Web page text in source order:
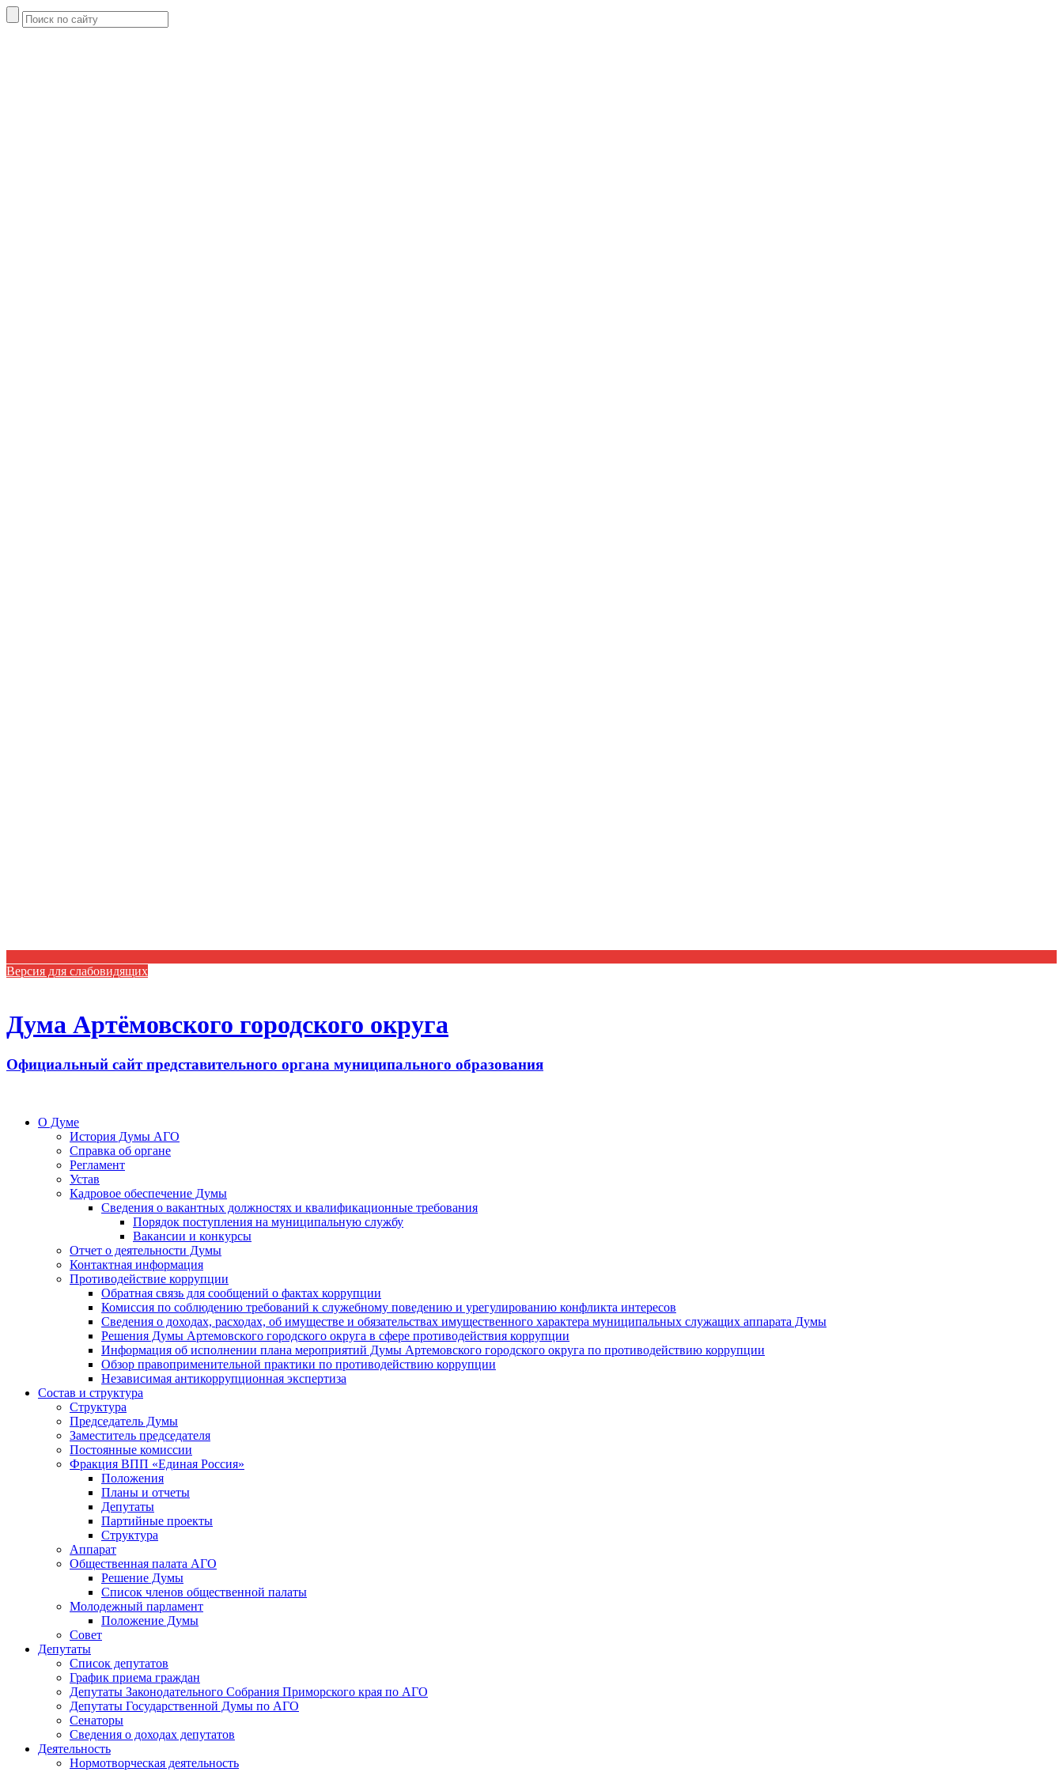
Версия для слабовидящих
Дума Артёмовского городского округа
Официальный сайт представительного органа муниципального образования
О Думе
История Думы АГО
Справка об органе
Регламент
Устав
Кадровое обеспечение Думы
Сведения о вакантных должностях и квалификационные требования
Порядок поступления на муниципальную службу
Вакансии и конкурсы
Отчет о деятельности Думы
Контактная информация
Противодействие коррупции
Обратная связь для сообщений о фактах коррупции
Комиссия по соблюдению требований к служебному поведению и урегулированию конфликта интересов
Сведения о доходах, расходах, об имуществе и обязательствах имущественного характера муниципальных служащих аппарата Думы
Решения Думы Артемовского городского округа в сфере противодействия коррупции
Информация об исполнении плана мероприятий Думы Артемовского городского округа по противодействию коррупции
Обзор правоприменительной практики по противодействию коррупции
Независимая антикоррупционная экспертиза
Состав и структура
Структура
Председатель Думы
Заместитель председателя
Постоянные комиссии
Фракция ВПП «Единая Россия»
Положения
Планы и отчеты
Депутаты
Партийные проекты
Структура
Аппарат
Общественная палата АГО
Решение Думы
Список членов общественной палаты
Молодежный парламент
Положение Думы
Совет
Депутаты
Список депутатов
График приема граждан
Депутаты Законодательного Собрания Приморского края по АГО
Депутаты Государственной Думы по АГО
Сенаторы
Сведения о доходах депутатов
Деятельность
Нормотворческая деятельность